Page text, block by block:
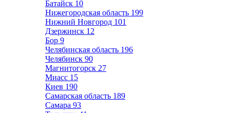
Батайск 10
Нижегородская область 199
Нижний Новгород 101
Дзержинск 12
Бор 9
Челябинская область 196
Челябинск 90
Магнитогорск 27
Миасс 15
Киев 190
Самарская область 189
Самара 93